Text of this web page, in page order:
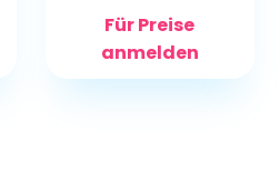
Für Preise
anmelden